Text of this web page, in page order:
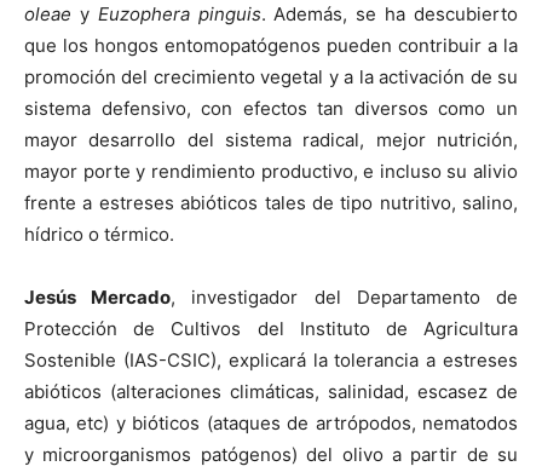
oleae y Euzophera pinguis. Además, se ha descubierto
que los hongos entomopatógenos pueden contribuir a la
promoción del crecimiento vegetal y a la activación de su
sistema defensivo, con efectos tan diversos como un
mayor desarrollo del sistema radical, mejor nutrición,
mayor porte y rendimiento productivo, e incluso su alivio
frente a estreses abióticos tales de tipo nutritivo, salino,
hídrico o térmico.
Jesús Mercado, investigador del Departamento de
Protección de Cultivos del Instituto de Agricultura
Sostenible (IAS-CSIC), explicará la tolerancia a estreses
abióticos (alteraciones climáticas, salinidad, escasez de
agua, etc) y bióticos (ataques de artrópodos, nematodos
y microorganismos patógenos) del olivo a partir de su